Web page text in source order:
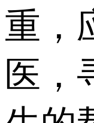
重，
医，